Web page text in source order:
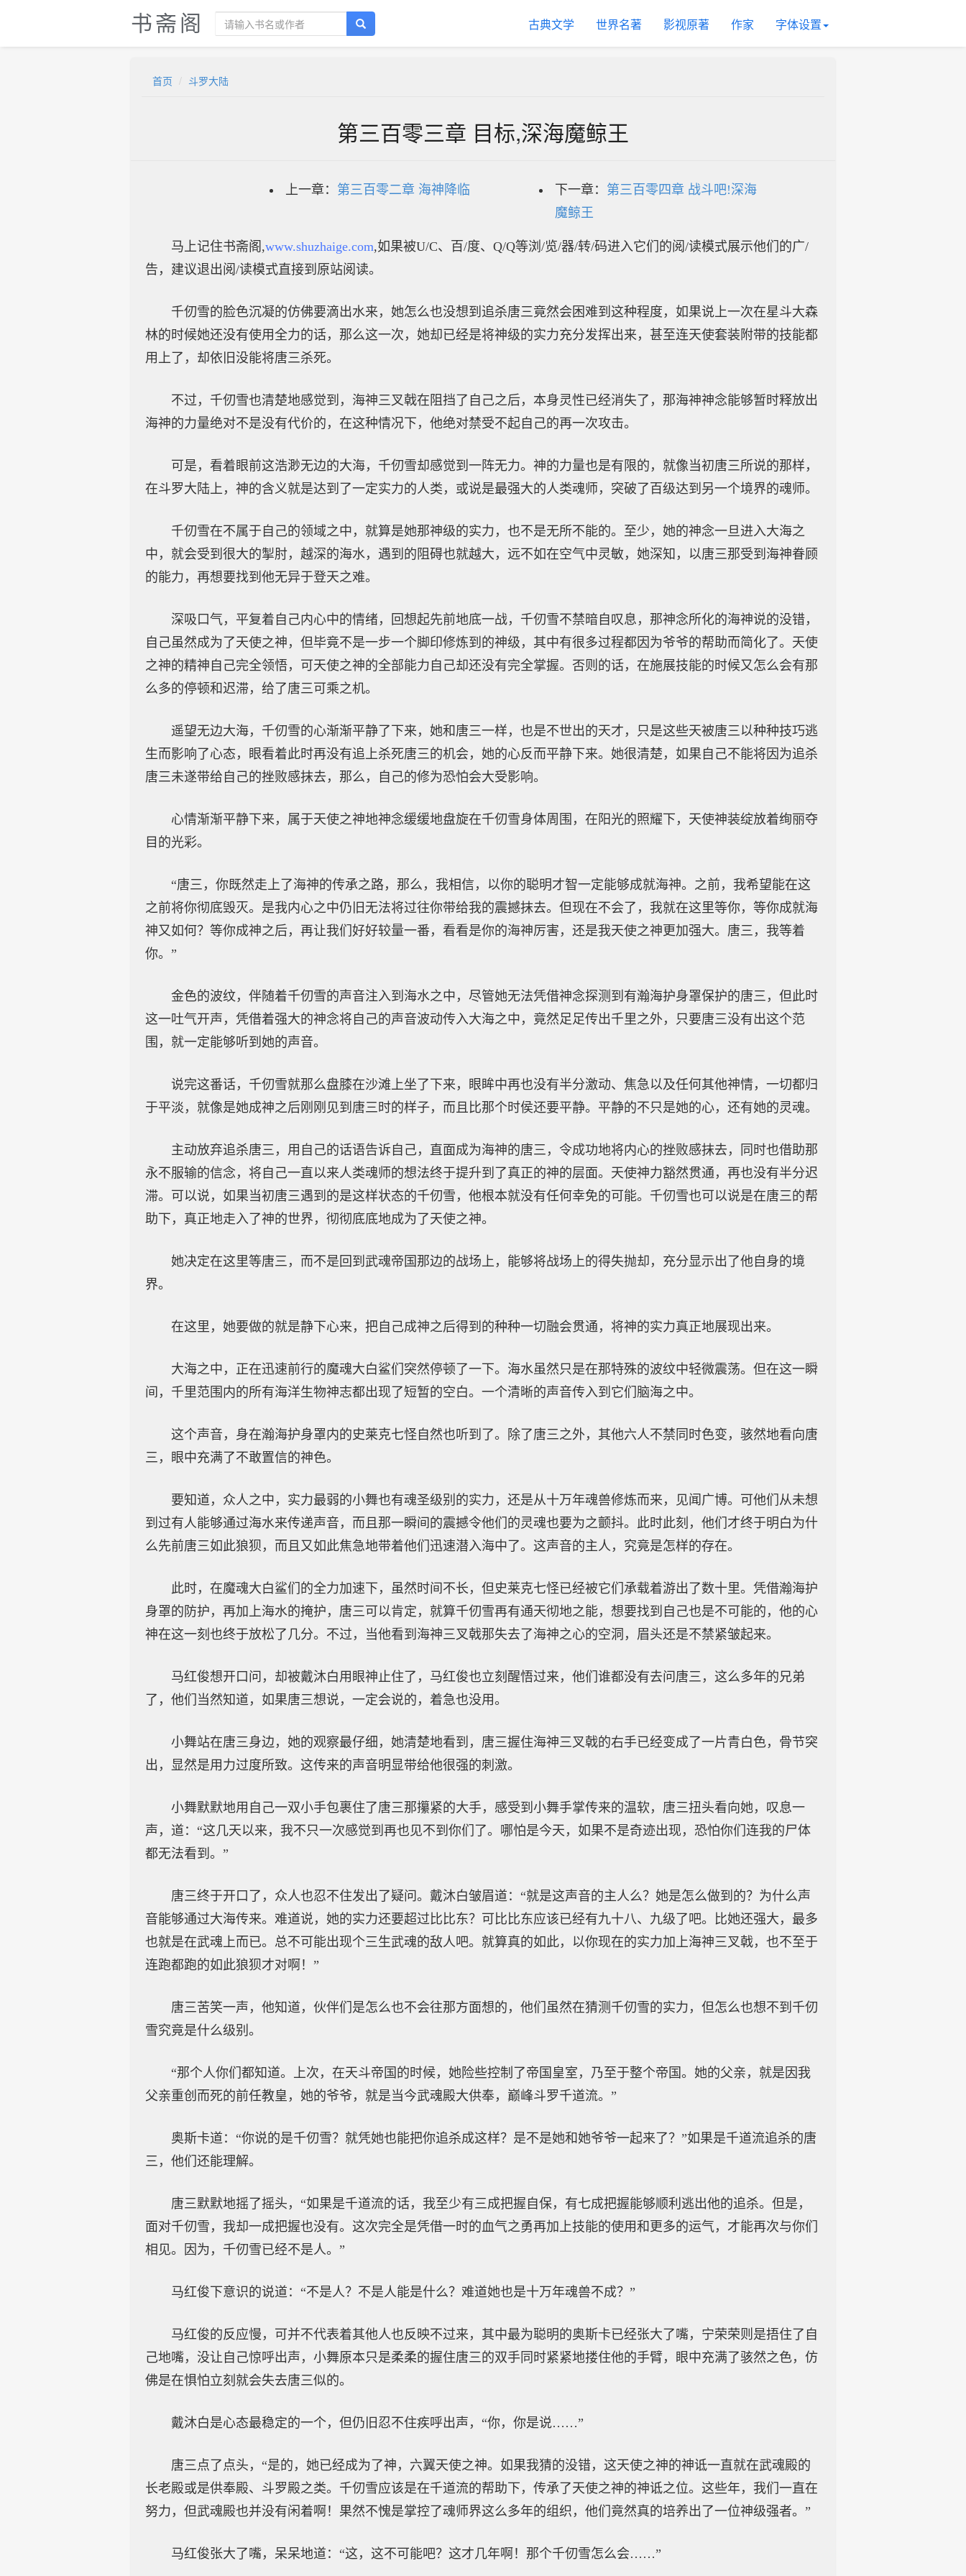
书斋阁 古典文学 世界名著 影视原著 作家 字体设置
首页 斗罗大陆
第三百零三章 目标,深海魔鲸王
上一章： 第三百零二章 海神降临 下一章： 第三百零四章 战斗吧!深海
魔鲸王
马上记住书斋阁,www.shuzhaige.com,如果被U/C、百/度、Q/Q等浏/览/器/转/码进入它们的阅/读模式展示他们的广/
告，建议退出阅/读模式直接到原站阅读。
千仞雪的脸色沉凝的仿佛要滴出水来，她怎么也没想到追杀唐三竟然会困难到这种程度，如果说上一次在星斗大森
林的时候她还没有使用全力的话，那么这一次，她却已经是将神级的实力充分发挥出来，甚至连天使套装附带的技能都
用上了，却依旧没能将唐三杀死。
不过，千仞雪也清楚地感觉到，海神三叉戟在阻挡了自己之后，本身灵性已经消失了，那海神神念能够暂时释放出
海神的力量绝对不是没有代价的，在这种情况下，他绝对禁受不起自己的再一次攻击。
可是，看着眼前这浩渺无边的大海，千仞雪却感觉到一阵无力。神的力量也是有限的，就像当初唐三所说的那样，
在斗罗大陆上，神的含义就是达到了一定实力的人类，或说是最强大的人类魂师，突破了百级达到另一个境界的魂师。
千仞雪在不属于自己的领域之中，就算是她那神级的实力，也不是无所不能的。至少，她的神念一旦进入大海之
中，就会受到很大的掣肘，越深的海水，遇到的阻碍也就越大，远不如在空气中灵敏，她深知，以唐三那受到海神眷顾
的能力，再想要找到他无异于登天之难。
深吸口气，平复着自己内心中的情绪，回想起先前地底一战，千仞雪不禁暗自叹息，那神念所化的海神说的没错，
自己虽然成为了天使之神，但毕竟不是一步一个脚印修炼到的神级，其中有很多过程都因为爷爷的帮助而简化了。天使
之神的精神自己完全领悟，可天使之神的全部能力自己却还没有完全掌握。否则的话，在施展技能的时候又怎么会有那
么多的停顿和迟滞，给了唐三可乘之机。
遥望无边大海，千仞雪的心渐渐平静了下来，她和唐三一样，也是不世出的天才，只是这些天被唐三以种种技巧逃
生而影响了心态，眼看着此时再没有追上杀死唐三的机会，她的心反而平静下来。她很清楚，如果自己不能将因为追杀
唐三未遂带给自己的挫败感抹去，那么，自己的修为恐怕会大受影响。
心情渐渐平静下来，属于天使之神地神念缓缓地盘旋在千仞雪身体周围，在阳光的照耀下，天使神装绽放着绚丽夺
目的光彩。
“唐三，你既然走上了海神的传承之路，那么，我相信，以你的聪明才智一定能够成就海神。之前，我希望能在这
之前将你彻底毁灭。是我内心之中仍旧无法将过往你带给我的震撼抹去。但现在不会了，我就在这里等你，等你成就海
神又如何？等你成神之后，再让我们好好较量一番，看看是你的海神厉害，还是我天使之神更加强大。唐三，我等着
你。”
金色的波纹，伴随着千仞雪的声音注入到海水之中，尽管她无法凭借神念探测到有瀚海护身罩保护的唐三，但此时
这一吐气开声，凭借着强大的神念将自己的声音波动传入大海之中，竟然足足传出千里之外，只要唐三没有出这个范
围，就一定能够听到她的声音。
说完这番话，千仞雪就那么盘膝在沙滩上坐了下来，眼眸中再也没有半分激动、焦急以及任何其他神情，一切都归
于平淡，就像是她成神之后刚刚见到唐三时的样子，而且比那个时侯还要平静。平静的不只是她的心，还有她的灵魂。
主动放弃追杀唐三，用自己的话语告诉自己，直面成为海神的唐三，令成功地将内心的挫败感抹去，同时也借助那
永不服输的信念，将自己一直以来人类魂师的想法终于提升到了真正的神的层面。天使神力豁然贯通，再也没有半分迟
滞。可以说，如果当初唐三遇到的是这样状态的千仞雪，他根本就没有任何幸免的可能。千仞雪也可以说是在唐三的帮
助下，真正地走入了神的世界，彻彻底底地成为了天使之神。
她决定在这里等唐三，而不是回到武魂帝国那边的战场上，能够将战场上的得失抛却，充分显示出了他自身的境
界。
在这里，她要做的就是静下心来，把自己成神之后得到的种种一切融会贯通，将神的实力真正地展现出来。
大海之中，正在迅速前行的魔魂大白鲨们突然停顿了一下。海水虽然只是在那特殊的波纹中轻微震荡。但在这一瞬
间，千里范围内的所有海洋生物神志都出现了短暂的空白。一个清晰的声音传入到它们脑海之中。
这个声音，身在瀚海护身罩内的史莱克七怪自然也听到了。除了唐三之外，其他六人不禁同时色变，骇然地看向唐
三，眼中充满了不敢置信的神色。
要知道，众人之中，实力最弱的小舞也有魂圣级别的实力，还是从十万年魂兽修炼而来，见闻广博。可他们从未想
到过有人能够通过海水来传递声音，而且那一瞬间的震撼令他们的灵魂也要为之颤抖。此时此刻，他们才终于明白为什
么先前唐三如此狼狈，而且又如此焦急地带着他们迅速潜入海中了。这声音的主人，究竟是怎样的存在。
此时，在魔魂大白鲨们的全力加速下，虽然时间不长，但史莱克七怪已经被它们承载着游出了数十里。凭借瀚海护
身罩的防护，再加上海水的掩护，唐三可以肯定，就算千仞雪再有通天彻地之能，想要找到自己也是不可能的，他的心
神在这一刻也终于放松了几分。不过，当他看到海神三叉戟那失去了海神之心的空洞，眉头还是不禁紧皱起来。
马红俊想开口问，却被戴沐白用眼神止住了，马红俊也立刻醒悟过来，他们谁都没有去问唐三，这么多年的兄弟
了，他们当然知道，如果唐三想说，一定会说的，着急也没用。
小舞站在唐三身边，她的观察最仔细，她清楚地看到，唐三握住海神三叉戟的右手已经变成了一片青白色，骨节突
出，显然是用力过度所致。这传来的声音明显带给他很强的刺激。
小舞默默地用自己一双小手包裹住了唐三那攥紧的大手，感受到小舞手掌传来的温软，唐三扭头看向她，叹息一
声，道：“这几天以来，我不只一次感觉到再也见不到你们了。哪怕是今天，如果不是奇迹出现，恐怕你们连我的尸体
都无法看到。”
唐三终于开口了，众人也忍不住发出了疑问。戴沐白皱眉道：“就是这声音的主人么？她是怎么做到的？为什么声
音能够通过大海传来。难道说，她的实力还要超过比比东？可比比东应该已经有九十八、九级了吧。比她还强大，最多
也就是在武魂上而已。总不可能出现个三生武魂的敌人吧。就算真的如此，以你现在的实力加上海神三叉戟，也不至于
连跑都跑的如此狼狈才对啊！”
唐三苦笑一声，他知道，伙伴们是怎么也不会往那方面想的，他们虽然在猜测千仞雪的实力，但怎么也想不到千仞
雪究竟是什么级别。
“那个人你们都知道。上次，在天斗帝国的时候，她险些控制了帝国皇室，乃至于整个帝国。她的父亲，就是因我
父亲重创而死的前任教皇，她的爷爷，就是当今武魂殿大供奉，巅峰斗罗千道流。”
奥斯卡道：“你说的是千仞雪？就凭她也能把你追杀成这样？是不是她和她爷爷一起来了？”如果是千道流追杀的唐
三，他们还能理解。
唐三默默地摇了摇头，“如果是千道流的话，我至少有三成把握自保，有七成把握能够顺利逃出他的追杀。但是，
面对千仞雪，我却一成把握也没有。这次完全是凭借一时的血气之勇再加上技能的使用和更多的运气，才能再次与你们
相见。因为，千仞雪已经不是人。”
马红俊下意识的说道：“不是人？不是人能是什么？难道她也是十万年魂兽不成？”
马红俊的反应慢，可并不代表着其他人也反映不过来，其中最为聪明的奥斯卡已经张大了嘴，宁荣荣则是捂住了自
己地嘴，没让自己惊呼出声，小舞原本只是柔柔的握住唐三的双手同时紧紧地搂住他的手臂，眼中充满了骇然之色，仿
佛是在惧怕立刻就会失去唐三似的。
戴沐白是心态最稳定的一个，但仍旧忍不住疾呼出声，“你，你是说……”
唐三点了点头，“是的，她已经成为了神，六翼天使之神。如果我猜的没错，这天使之神的神诋一直就在武魂殿的
长老殿或是供奉殿、斗罗殿之类。千仞雪应该是在千道流的帮助下，传承了天使之神的神诋之位。这些年，我们一直在
努力，但武魂殿也并没有闲着啊！果然不愧是掌控了魂师界这么多年的组织，他们竟然真的培养出了一位神级强者。”
马红俊张大了嘴，呆呆地道：“这，这不可能吧？这才几年啊！那个千仞雪怎么会……”